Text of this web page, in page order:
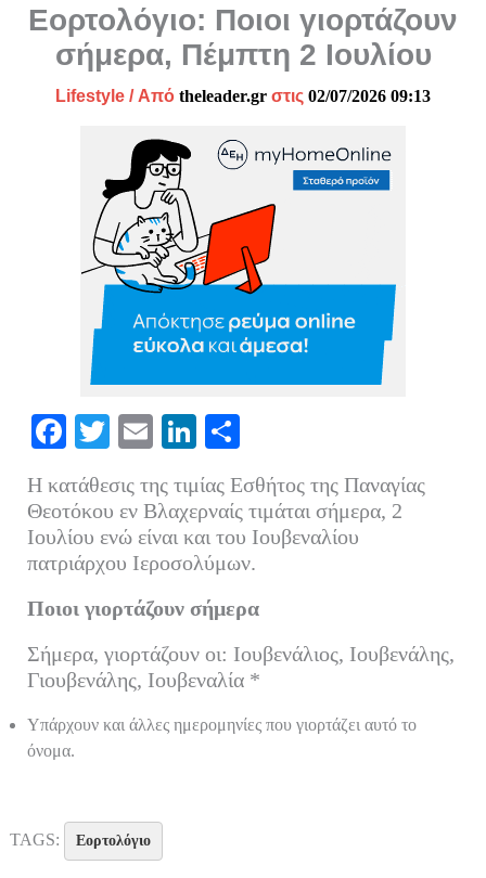
Εορτολόγιο: Ποιοι γιορτάζουν
σήμερα, Πέμπτη 2 Ιουλίου
Lifestyle / Από theleader.gr στις 02/07/2026 09:13
Fa
bo
ok
T
tte
r
E
ail
Li
ed
In
ρ
α
στ
εί
τε
Η κατάθεσις της τιμίας Εσθήτος της Παναγίας
Θεοτόκου εν Βλαχερναίς τιμάται σήμερα, 2
Ιουλίου ενώ είναι και του Ιουβεναλίου
πατριάρχου Ιεροσολύμων.
Ποιοι γιορτάζουν σήμερα
Σήμερα, γιορτάζουν οι: Ιουβενάλιος, Ιουβενάλης,
Γιουβενάλης, Ιουβεναλία *
Υπάρχουν και άλλες ημερομηνίες που γιορτάζει αυτό το
όνομα.
TAGS: Εορτολόγιο